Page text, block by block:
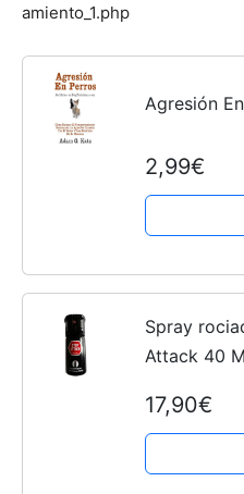
amiento_1.php
Agresión
2,99€
Spray
Attack 40
17,90€